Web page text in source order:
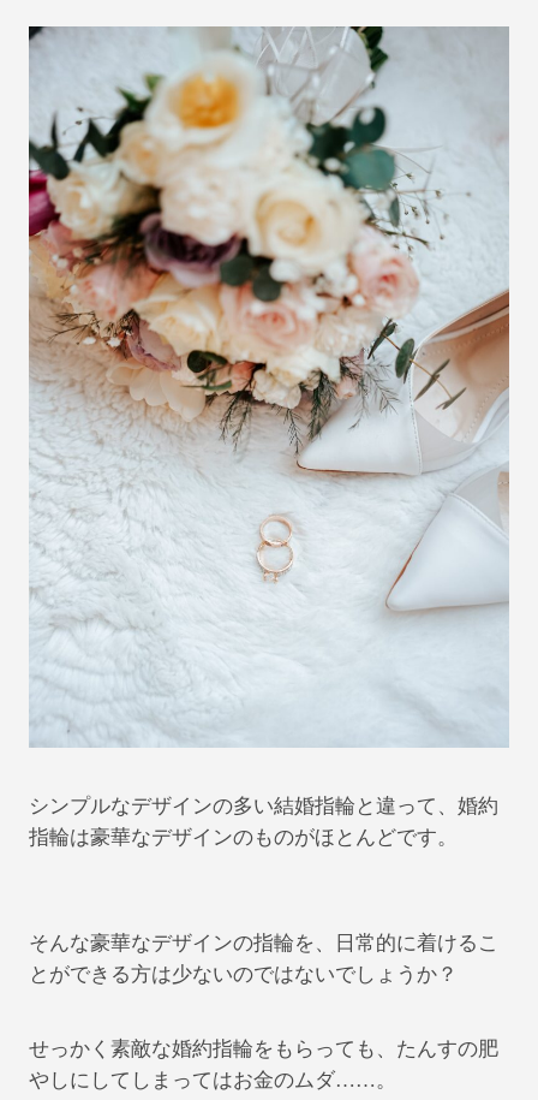
シンプルなデザインの多い結婚指輪と違って、婚約
指輪は豪華なデザインのものがほとんどです。
そんな豪華なデザインの指輪を、日常的に着けるこ
とができる方は少ないのではないでしょうか？
せっかく素敵な婚約指輪をもらっても、たんすの肥
やしにしてしまってはお金のムダ……。